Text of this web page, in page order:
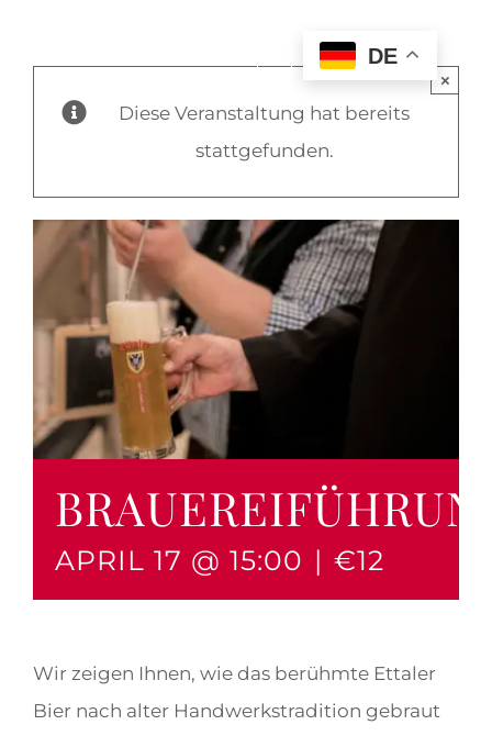
DE
Diese Veranstaltung hat bereits
stattgefunden.
×
APRIL 17 @ 15:00 | €12
Wir zeigen Ihnen, wie das berühmte Ettaler
Bier nach alter Handwerkstradition gebraut